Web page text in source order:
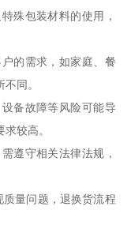
殊包装材料的使用，
的需求，如家庭、餐
同。
备故障等风险可能导
较高。
遵守相关法律法规，
量问题，退换货流程